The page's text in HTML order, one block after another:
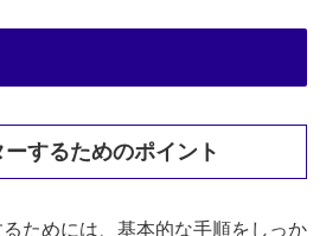
するためのポイント
ためには、基本的な手順をしっか